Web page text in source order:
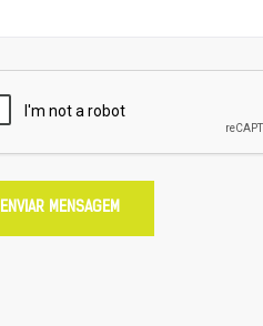
ENVIAR MENSAGEM